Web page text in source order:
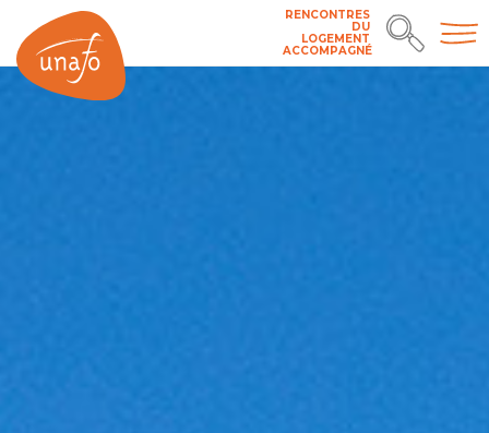
RENCONTRES
DU
LOGEMENT
ACCOMPAGNÉ